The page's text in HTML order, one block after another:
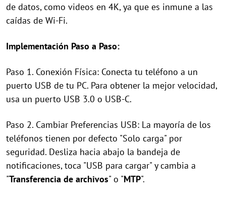
de datos, como videos en 4K, ya que es inmune a las
caídas de Wi-Fi.
Implementación Paso a Paso:
Paso 1. Conexión Física: Conecta tu teléfono a un
puerto USB de tu PC. Para obtener la mejor velocidad,
usa un puerto USB 3.0 o USB-C.
Paso 2. Cambiar Preferencias USB: La mayoría de los
teléfonos tienen por defecto "Solo carga" por
seguridad. Desliza hacia abajo la bandeja de
notificaciones, toca "USB para cargar" y cambia a
"Transferencia de archivos" o "MTP".